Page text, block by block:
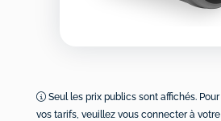
Seul les prix publics sont affichés.
vos tarifs, veuillez vous connecter à